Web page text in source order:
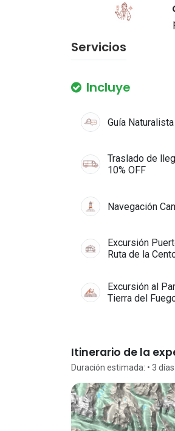
Servicios
Incluye
Guía
Traslado de
10% OFF
Navegación
Excursión
Ruta de la
Excursión al
Tierra del
Itinerario de la
Duración estimada: • 3 días